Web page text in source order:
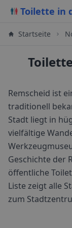
Toilette in
Startseite
Remscheid ist
traditionell
Stadt liegt in
vielfältige
Geschichte der
öffentliche
Liste zeigt alle
zum